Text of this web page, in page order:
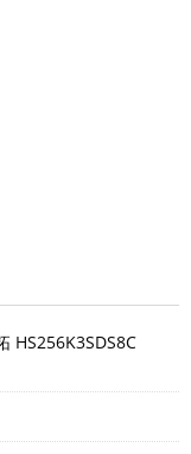
HS256K3SDS8C